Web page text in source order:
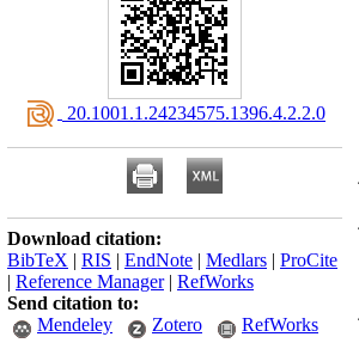
‎ 20.1001.1.24234575.1396.4.2.2.0
Download citation:
BibTeX | RIS | EndNote | Medlars | ProCite
| Reference Manager| RefWorks
Send citation to:
Mendeley
Zotero RefWorks